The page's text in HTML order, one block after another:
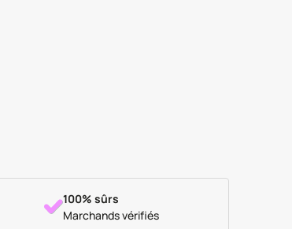
100% sûrs
Marchands vérifiés